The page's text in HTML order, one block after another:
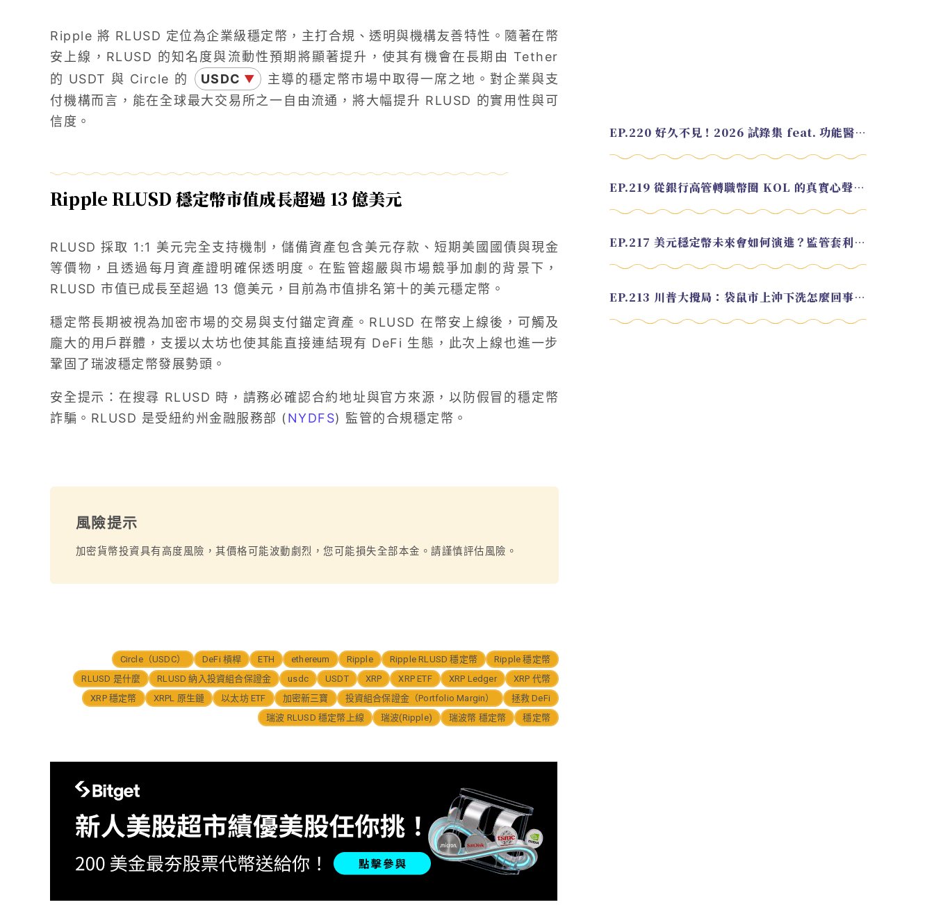
Ripple 將 RLUSD 定位為企業級穩定幣，主打合規、透明與機構友善特性。隨著在幣
安上線，RLUSD 的知名度與流動性預期將顯著提升，使其有機會在長期由 Tether
的 USDT 與 Circle 的
USDC ▼
主導的穩定幣市場中取得一席之地。對企業與支
付機構而言，能在全球最大交易所之一自由流通，將大幅提升 RLUSD 的實用性與可
信度。
Ripple RLUSD 穩定幣市值成長超過 13 億美元
RLUSD 採取 1:1 美元完全支持機制，儲備資產包含美元存款、短期美國國債與現金
等價物，且透過每月資產證明確保透明度。在監管趨嚴與市場競爭加劇的背景下，
RLUSD 市值已成長至超過 13 億美元，目前為市值排名第十的美元穩定幣。
穩定幣長期被視為加密市場的交易與支付錨定資產。RLUSD 在幣安上線後，可觸及
龐大的用戶群體，支援以太坊也使其能直接連結現有 DeFi 生態，此次上線也進一步
鞏固了瑞波穩定幣發展勢頭。
安全提示：在搜尋 RLUSD 時，請務必確認合約地址與官方來源，以防假冒的穩定幣
詐騙。RLUSD 是受紐約州金融服務部 (NYDFS) 監管的合規穩定幣。
風險提示
加密貨幣投資具有高度風險，其價格可能波動劇烈，您可能損失全部本金。請謹慎評估風險。
Circle（USDC） DeFi 槓桿 ETH ethereum Ripple Ripple RLUSD 穩定幣
Ripple 穩定幣
RLUSD 是什麼
RLUSD 納入投資組合保證金 usdc USDT XRP XRP ETF XRP Ledger
XRP 代幣
XRP 穩定幣
XRPL 原生鏈 以太坊 ETF 加密新三寶 投資組合保證金（Portfolio Margin）
拯救 DeFi
瑞波 RLUSD 穩定幣上線
瑞波(Ripple) 瑞波幣 穩定幣 穩定幣
EP.220 好久不見！2026 試錄集 feat. 功能醫學營養師 美寶
EP.219 從銀行高管轉職幣圈 KOL 的真實心聲 feat.龜大
EP.217 美元穩定幣未來會如何演進？監管套利終將收斂？feat. 研究員 余哲安
EP.213 川普大攪局：袋鼠市上沖下洗怎麼回事？feat. Alvin